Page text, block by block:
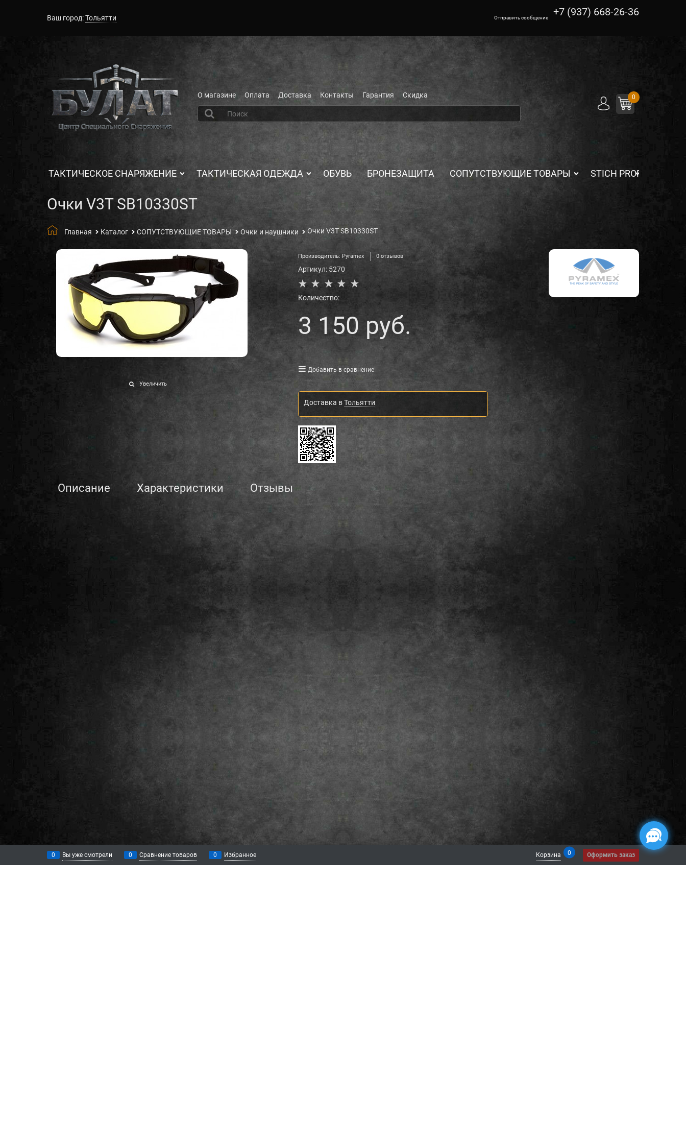
Ваш город:Тольятти Отправить сообщение +7 (937) 668-26-36
О магазине Оплата Доставка Контакты Гарантия Скидка 0
ТАКТИЧЕСКОЕ СНАРЯЖЕНИЕ ТАКТИЧЕСКАЯ ОДЕЖДА ОБУВЬ БРОНЕЗАЩИТА СОПУТСТВУЮЩИЕ ТОВАРЫ STICH PROFI
Очки V3T SB10330ST
Главная Каталог СОПУТСТВУЮЩИЕ ТОВАРЫ Очки и наушники Очки V3T SB10330ST
Увеличить
Производитель: Pyramex 0 отзывов
Артикул: 5270
Количество:
3 150 руб.
Добавить в сравнение
Доставка вТольятти
Описание Характеристики Отзывы
0 Вы уже смотрели 0 Сравнение товаров 0 Избранное Корзина 0 Оформить заказ